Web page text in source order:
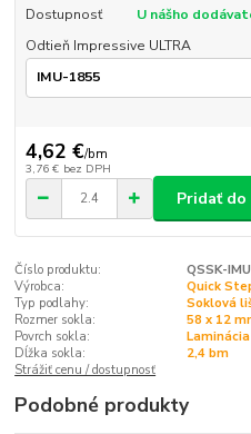
Dostupnosť
U nášho
Odtieň Impressive ULTRA
4,62 €/bm
3,76 € bez DPH
Pridať do
Číslo produktu:
QSSK-
Výrobca:
Quick
Typ podlahy:
Soklová
Rozmer sokla:
58 x 12
Povrch sokla:
Laminácia
Dĺžka sokla:
2,4 bm
Strážiť cenu / dostupnosť
Podobné produkty